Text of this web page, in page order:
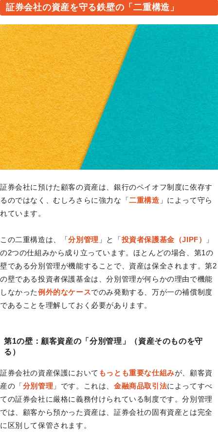
証券会社の資産を守る鉄壁の「二重構造」
証券会社に預けた顧客の資産は、銀行のペイオフ制度に依存す
るのではなく、むしろさらに強力な「二重構造 」によって守ら
れています。
この二重構造は、「分別管理 」と「投資者保護基金（JIPF）
」
の2つの仕組みから成り立っています。ほとんどの場合、第1の
壁である分別管理が機能することで、資産は保全されます。第2
の壁である投資者保護基金は、分別管理が何らかの理由で機能
しなかった例外的なケースでのみ発動する、万が一の補償制度
であることを理解しておく必要があります。
第1の壁：顧客資産の「分別管理」（資産そのものを守
る）
証券会社の資産保護において もっとも重要な仕組みが、顧客資
産の「分別管理 」です。これは、金融商品取引法によってすべ
ての証券会社に厳格に義務付けられている制度です。分別管理
では、顧客から預かった資産は、証券会社の固有資産とは完全
に区別して保管されます。